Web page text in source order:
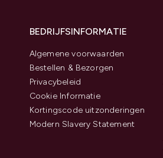
BEDRIJFSINFORMATIE
Algemene voorwaarden
Bestellen & Bezorgen
Privacybeleid
Cookie Informatie
Kortingscode uitzonderingen
Modern Slavery Statement